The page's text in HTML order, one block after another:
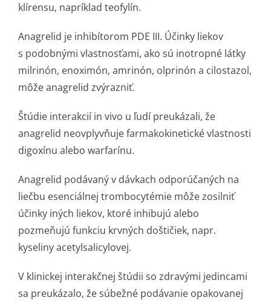
klírensu, napríklad teofylín.
Anagrelid je inhibítorom PDE III. Účinky liekov
s podobnými vlastnosťami, ako sú inotropné látky
milrinón, enoximón, amrinón, olprinón a cilostazol,
môže anagrelid zvýrazniť.
Štúdie interakcií in vivo u ľudí preukázali, že
anagrelid neovplyvňuje farmakokinetické vlastnosti
digoxínu alebo warfarínu.
Anagrelid podávaný v dávkach odporúčaných na
liečbu esenciálnej trombocytémie môže zosilniť
účinky iných liekov, ktoré inhibujú alebo
pozmeňujú funkciu krvných doštičiek, napr.
kyseliny acetylsalicylovej.
V klinickej interakčnej štúdii so zdravými jedincami
sa preukázalo, že súbežné podávanie opakovanej